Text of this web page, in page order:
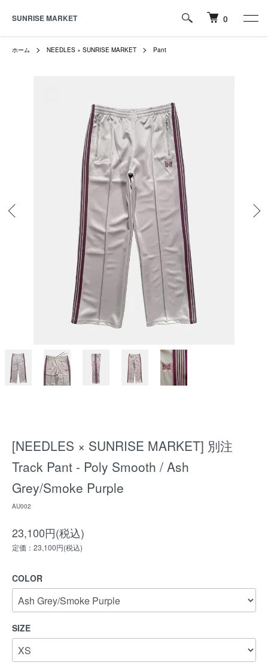
SUNRISE MARKET 0
ホーム NEEDLES × SUNRISE MARKET Pant
[NEEDLES × SUNRISE MARKET] 別注
Track Pant - Poly Smooth / Ash
Grey/Smoke Purple
AU002
23,100円(税込)
定価：23,100円(税込)
COLOR
SIZE